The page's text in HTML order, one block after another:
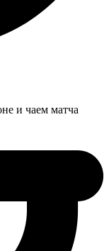
и чаем матча